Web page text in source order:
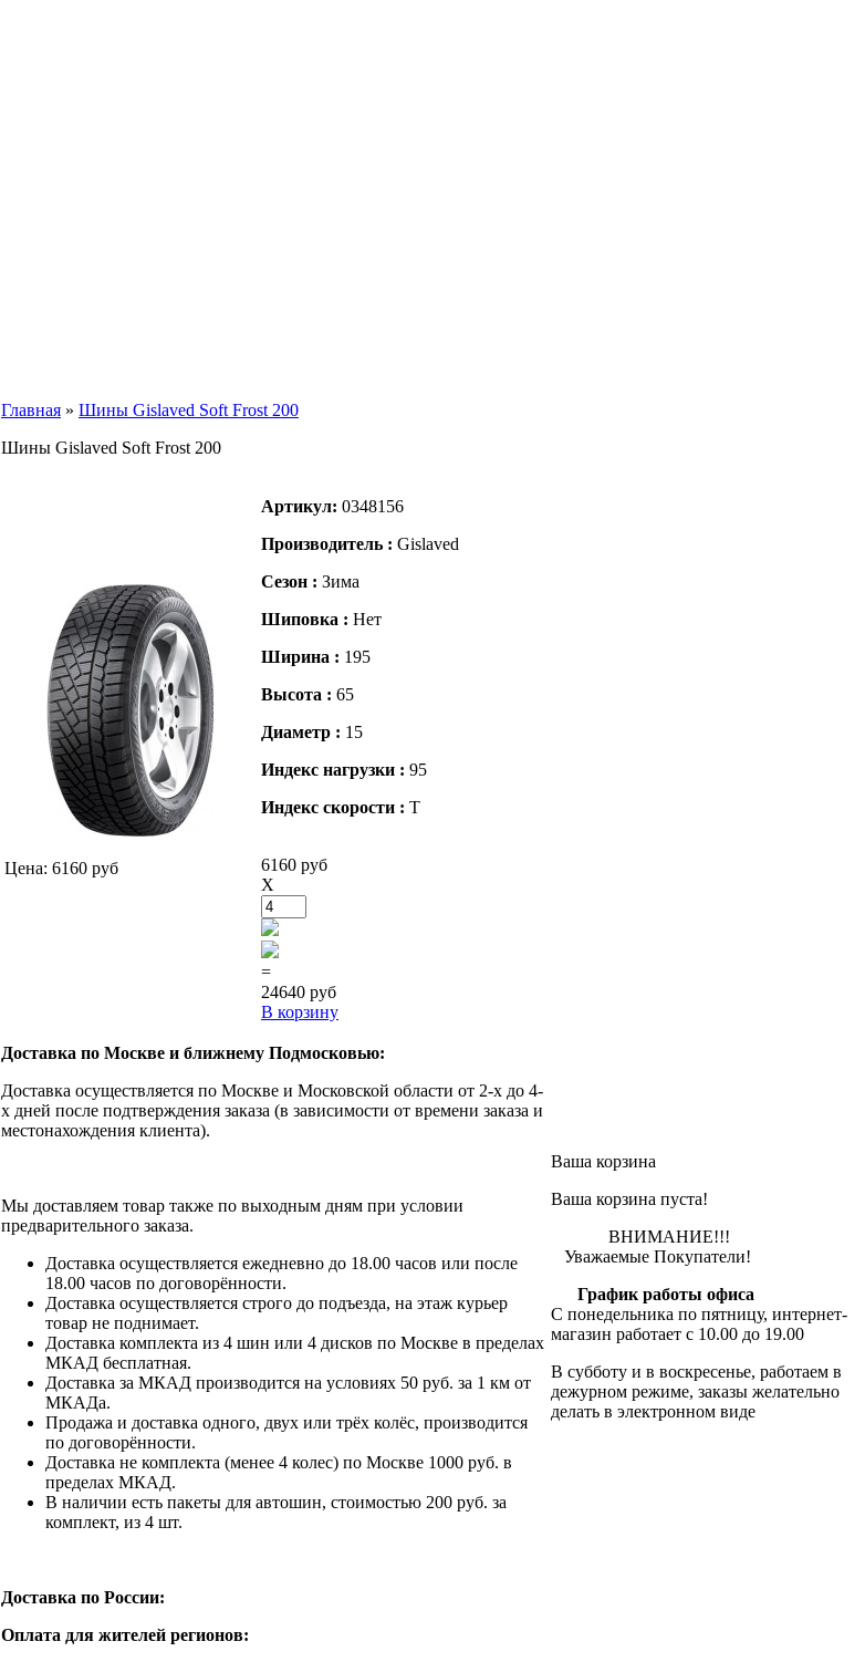
Главная » Шины Gislaved Soft Frost 200
Шины Gislaved Soft Frost 200
Цена: 6160 руб
Артикул: 0348156
Производитель : Gislaved
Сезон : Зима
Шиповка : Нет
Ширина : 195
Высота : 65
Диаметр : 15
Индекс нагрузки : 95
Индекс скорости : T
6160 руб
X
=
24640 руб
В корзину
Доставка по Москве и ближнему Подмосковью:
Доставка осуществляется по Москве и Московской области от 2-х до 4-
х дней после подтверждения заказа (в зависимости от времени заказа и
местонахождения клиента).
Мы доставляем товар также по выходным дням при условии
предварительного заказа.
Доставка осуществляется ежедневно до 18.00 часов или после
18.00 часов по договорённости.
Доставка осуществляется строго до подъезда, на этаж курьер
товар не поднимает.
Доставка комплекта из 4 шин или 4 дисков по Москве в пределах
МКАД бесплатная.
Доставка за МКАД производится на условиях 50 руб. за 1 км от
МКАДа.
Продажа и доставка одного, двух или трёх колёс, производится
по договорённости.
Доставка не комплекта (менее 4 колес) по Москве 1000 руб. в
пределах МКАД.
В наличии есть пакеты для автошин, стоимостью 200 руб. за
комплект, из 4 шт.
Доставка по России:
Оплата для жителей регионов:
Ваша корзина
Ваша корзина пуста!
ВНИМАНИЕ!!!
Уважаемые Покупатели!
График работы офиса
С понедельника по пятницу, интернет-
магазин работает с 10.00 до 19.00
В субботу и в воскресенье, работаем в
дежурном режиме, заказы желательно
делать в электронном виде